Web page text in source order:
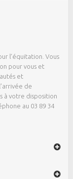
l’équitation. Vous
pour vous et
et
de
à votre disposition
au 03 89 34